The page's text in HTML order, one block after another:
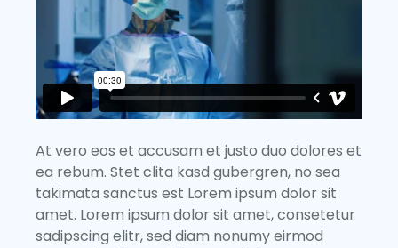
At vero eos et accusam et justo duo dolores et
ea rebum. Stet clita kasd gubergren, no sea
takimata sanctus est Lorem ipsum dolor sit
amet. Lorem ipsum dolor sit amet, consetetur
sadipscing elitr, sed diam nonumy eirmod